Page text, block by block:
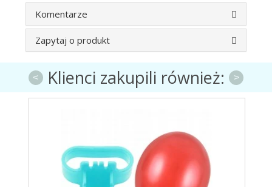
Komentarze
Zapytaj o produkt
Klienci zakupili również:
< >